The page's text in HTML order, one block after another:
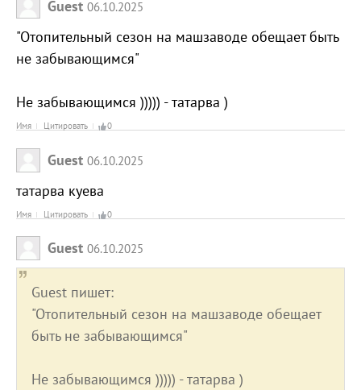
Guest 06.10.2025
"Отопительный сезон на машзаводе обещает быть
не забывающимся"
Не забывающимся ))))) - татарва )
Имя Цитировать 0
Guest 06.10.2025
татарва куева
Имя Цитировать 0
Guest 06.10.2025
Guest пишет:
"Отопительный сезон на машзаводе обещает
быть не забывающимся"
Не забывающимся ))))) - татарва )